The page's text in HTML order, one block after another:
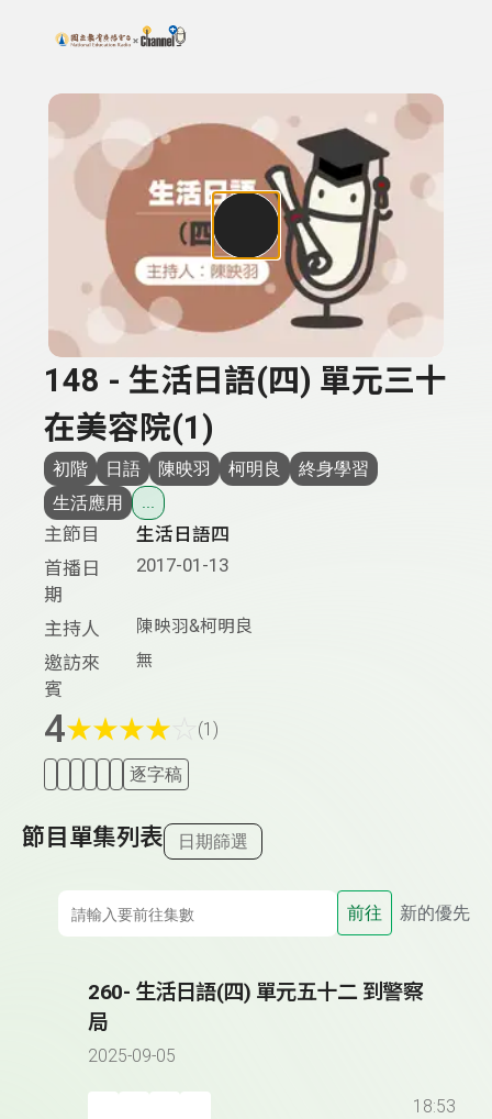
上方功能區塊
搜尋關鍵字：可輸入節目名稱、主持人或關鍵字
148 - 生活日語(四) 單元三十
在美容院(1)
初階 日語 陳映羽 柯明良
終身學習
生活應用
...
主節目
生活日語四
首播日
期
2017-01-13
主持人 陳映羽&柯明良
邀訪來
賓
無
4★★★★ (1)
逐字稿
節目單集列表 日期篩選
前往 新的優先
260- 生活日語(四) 單元五十二 到警察
局
2025-09-05
18:53